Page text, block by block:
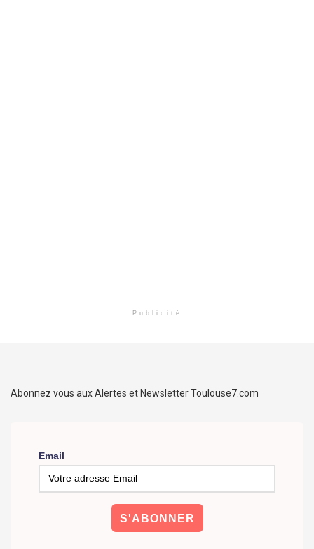
Publicité
Abonnez vous aux Alertes et Newsletter Toulouse7.com
Email